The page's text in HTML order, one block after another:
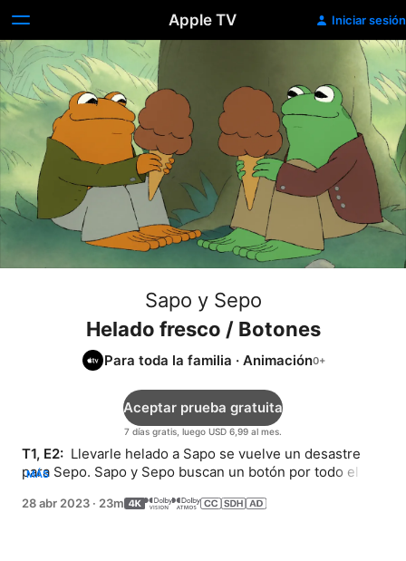
Apple TV Iniciar sesión
Sapo y Sepo
Helado fresco / Botones
Para toda la familia · Animación
7 días gratis, luego USD 6,99 al mes.
Aceptar prueba gratuita
T1, E2: Llevarle helado a Sapo se vuelve un desastre
para Sepo. Sapo y Sepo buscan un botón por todo el
MÁS
28 abr 2023 · 23m